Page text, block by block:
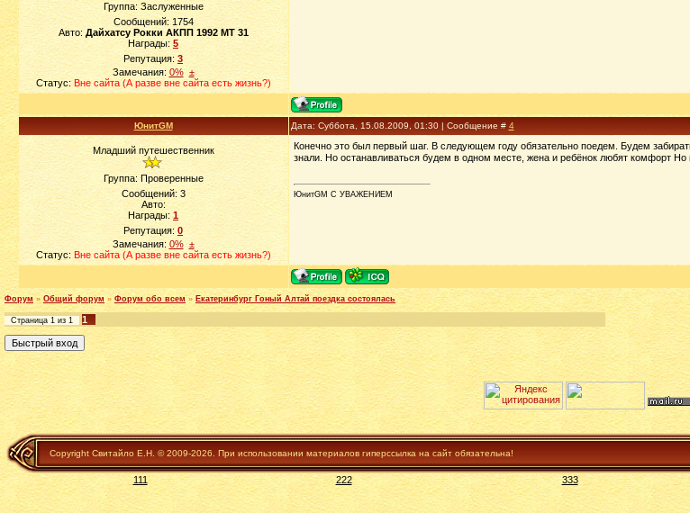
Группа: Заслуженные
Сообщений: 1754
Авто: Дайхатсу Рокки АКПП 1992 МТ 31
Награды: 5
Репутация: 3
Замечания: 0% ±
Статус: Вне сайта (А разве вне сайта есть жизнь?)
ЮнитGM Дата: Суббота, 15.08.2009, 01:30 | Сообщение # 4
Младший путешественник
Группа: Проверенные
Сообщений: 3
Авто:
Награды: 1
Репутация:0
Замечания: 0% ±
Статус: Вне сайта (А разве вне сайта есть жизнь?)
Конечно это был первый шаг. В следующем году обязательно поедем. Будем
знали. Но останавливаться будем в одном месте, жена и ребёнок любят комфорт Но
ЮнитGM С УВАЖЕНИЕМ
Форум » Общий форум » Форум обо всем » Екатеринбург Гоный Алтай поездка состоялась
Страница 1 из 1
1
Copyright Свитайло Е.Н. © 2009-2026. При использовании материалов гиперссылка на сайт обязательна!
111 222 333